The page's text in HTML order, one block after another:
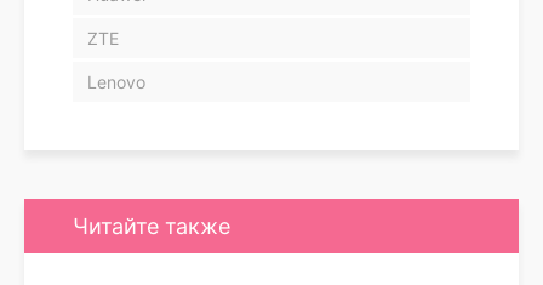
ZTE
Lenovo
Читайте также